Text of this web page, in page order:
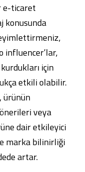
e-ticaret
konusunda
influencer’lar,
için
etkili olabilir.
ürünün
veya
dair etkileyici
marka bilinirliği
artar.